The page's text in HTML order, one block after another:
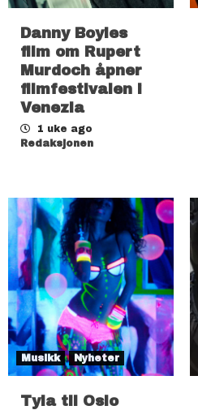
Danny Boyles
film om Rupert
Murdoch åpner
filmfestivalen i
Venezia
1 uke ago
Redaksjonen
Musikk Nyheter
Tyla til Oslo